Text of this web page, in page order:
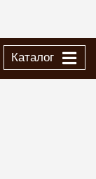
Каталог